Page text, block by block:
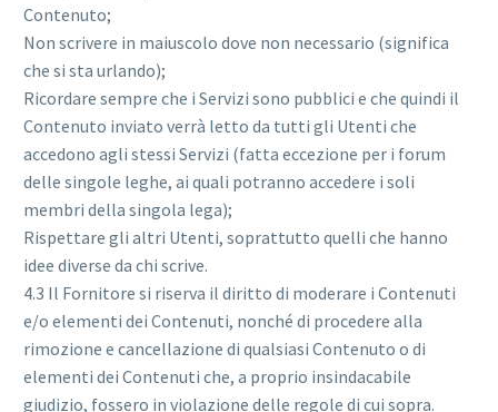
Contenuto;
Non scrivere in maiuscolo dove non necessario (significa
che si sta urlando);
Ricordare sempre che i Servizi sono pubblici e che quindi il
Contenuto inviato verrà letto da tutti gli Utenti che
accedono agli stessi Servizi (fatta eccezione per i forum
delle singole leghe, ai quali potranno accedere i soli
membri della singola lega);
Rispettare gli altri Utenti, soprattutto quelli che hanno
idee diverse da chi scrive.
4.3 Il Fornitore si riserva il diritto di moderare i Contenuti
e/o elementi dei Contenuti, nonché di procedere alla
rimozione e cancellazione di qualsiasi Contenuto o di
elementi dei Contenuti che, a proprio insindacabile
giudizio, fossero in violazione delle regole di cui sopra.